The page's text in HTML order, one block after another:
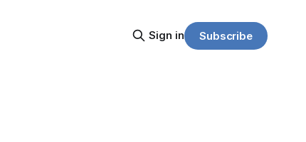
Sign in Subscribe